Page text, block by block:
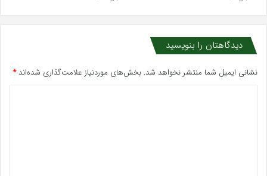
دیدگاهتان را بنویسید
نشانی ایمیل شما منتشر نخواهد شد. بخش‌های موردنیاز علامت‌گذاری شده‌اند*